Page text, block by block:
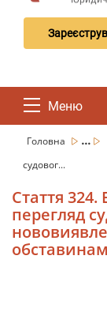
Меню
Головна ...
судовог...
Стаття 324.
перегляд